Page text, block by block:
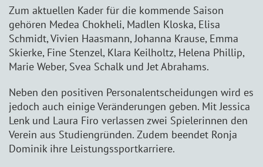
Zum aktuellen Kader für die kommende Saison
gehören Medea Chokheli, Madlen Kloska, Elisa
Schmidt, Vivien Haasmann, Johanna Krause, Emma
Skierke, Fine Stenzel, Klara Keilholtz, Helena Phillip,
Marie Weber, Svea Schalk und Jet Abrahams.
Neben den positiven Personalentscheidungen wird es
jedoch auch einige Veränderungen geben. Mit Jessica
Lenk und Laura Firo verlassen zwei Spielerinnen den
Verein aus Studiengründen. Zudem beendet Ronja
Dominik ihre Leistungssportkarriere.